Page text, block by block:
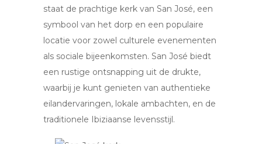
staat de prachtige kerk van San José, een
symbool van het dorp en een populaire
locatie voor zowel culturele evenementen
als sociale bijeenkomsten. San José biedt
een rustige ontsnapping uit de drukte,
waarbij je kunt genieten van authentieke
eilandervaringen, lokale ambachten, en de
traditionele Ibiziaanse levensstijl.